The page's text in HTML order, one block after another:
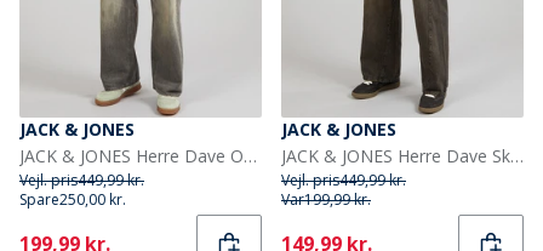
JACK & JONES
JACK & JONES Herre Dave Original 573 Wide Jeans Black Denim
Vejl. pris449,99 kr.
Spare250,00 kr.
Current
199,99 kr.
JACK & JONES
JACK & JONES Herre Dave Skewed 464 Wide Jeans Black Denim
Vejl. pris449,99 kr.
Var199,99 kr.
Current
149,99 kr.